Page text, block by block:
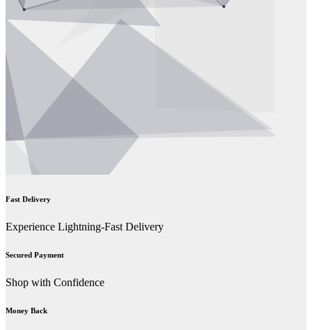
Fast Delivery
Experience Lightning-Fast Delivery
Secured Payment
Shop with Confidence
Money Back